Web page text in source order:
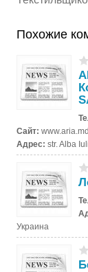
Похожие
Сайт:www.aria.md
Адрес:str. Alba
Украина